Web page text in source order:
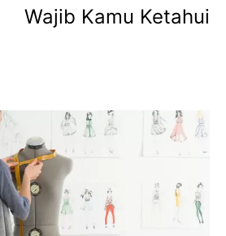
Wajib Kamu Ketahui